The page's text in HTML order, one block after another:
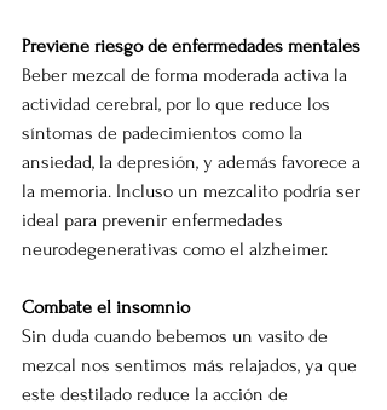
Previene riesgo de enfermedades mentales
Beber mezcal de forma moderada activa la
actividad cerebral, por lo que reduce los
síntomas de padecimientos como la
ansiedad, la depresión, y además favorece a
la memoria. Incluso un mezcalito podría ser
ideal para prevenir enfermedades
neurodegenerativas como el alzheimer.
Combate el insomnio
Sin duda cuando bebemos un vasito de
mezcal nos sentimos más relajados, ya que
este destilado reduce la acción de